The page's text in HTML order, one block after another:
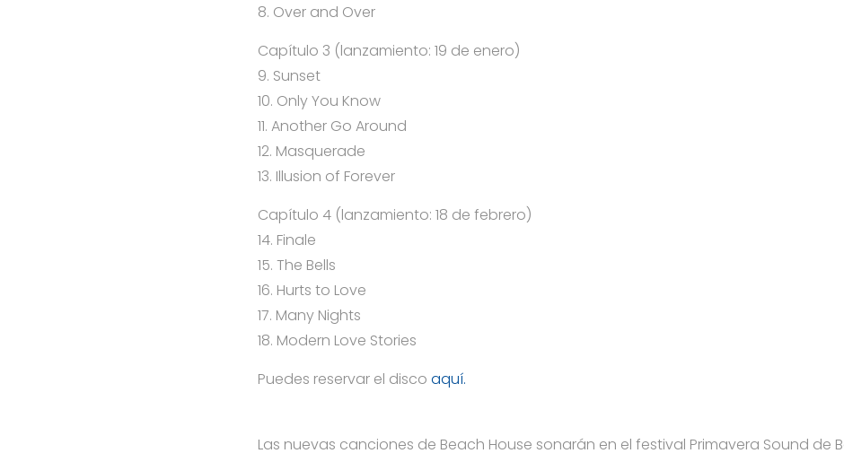
8. Over and Over
Capítulo 3 (lanzamiento: 19 de enero)
9. Sunset
10. Only You Know
11. Another Go Around
12. Masquerade
13. Illusion of Forever
Capítulo 4 (lanzamiento: 18 de febrero)
14. Finale
15. The Bells
16. Hurts to Love
17. Many Nights
18. Modern Love Stories
Puedes reservar el disco aquí.
Las nuevas canciones de Beach House sonarán en el festival Primavera Sound de